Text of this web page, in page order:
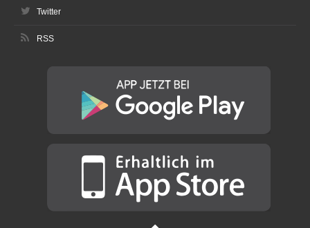
Twitter
RSS